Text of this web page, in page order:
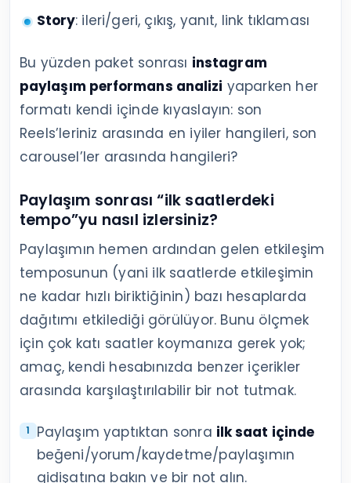
Story: ileri/geri, çıkış, yanıt, link tıklaması
Bu yüzden paket sonrası instagram
paylaşım performans analizi yaparken her
formatı kendi içinde kıyaslayın: son
Reels’leriniz arasında en iyiler hangileri, son
carousel’ler arasında hangileri?
Paylaşım sonrası “ilk saatlerdeki
tempo”yu nasıl izlersiniz?
Paylaşımın hemen ardından gelen etkileşim
temposunun (yani ilk saatlerde etkileşimin
ne kadar hızlı biriktiğinin) bazı hesaplarda
dağıtımı etkilediği görülüyor. Bunu ölçmek
için çok katı saatler koymanıza gerek yok;
amaç, kendi hesabınızda benzer içerikler
arasında karşılaştırılabilir bir not tutmak.
Paylaşım yaptıktan sonra ilk saat içinde
beğeni/yorum/kaydetme/paylaşımın
gidişatına bakın ve bir not alın.